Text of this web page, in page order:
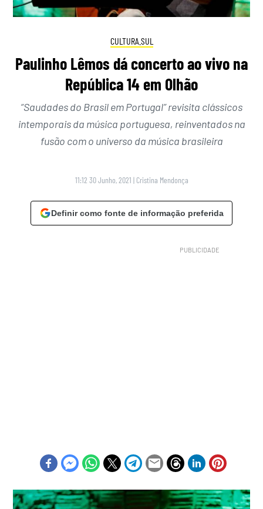
CULTURA.SUL
Paulinho Lêmos dá concerto ao vivo na
República 14 em Olhão
“Saudades do Brasil em Portugal” revisita clássicos
intemporais da música portuguesa, reinventados na
fusão com o universo da música brasileira
11:12 30 Junho, 2021 | Cristina Mendonça
Definir como fonte de informação preferida